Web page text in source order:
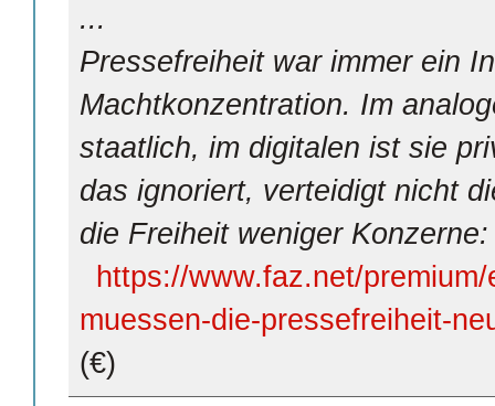
...
Pressefreiheit war immer ein
Machtkonzentration. Im
staatlich, im digitalen ist sie
das ignoriert, verteidigt nicht
die Freiheit weniger Konzerne:
https://www.faz.net/
muessen-die-pressefreiheit-
(€)